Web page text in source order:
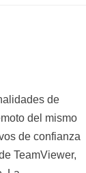
de
del mismo
de confianza
TeamViewer,